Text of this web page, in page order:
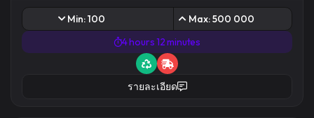
Min: 100
Max: 500 000
4 hours 12 minutes
รายละเอียด